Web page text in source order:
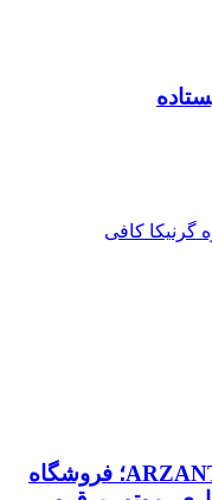
گرنیکا کافی
افتتاح رسمی ARZANTARIN.SHOP؛ فروشگاه